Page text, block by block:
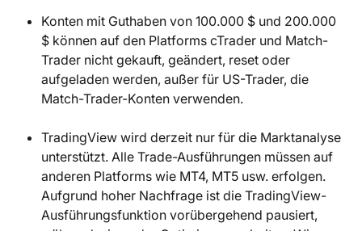
Konten mit Guthaben von 100.000 $ und 200.000
$ können auf den Platforms cTrader und Match-
Trader nicht gekauft, geändert, reset oder
aufgeladen werden, außer für US-Trader, die
Match-Trader-Konten verwenden.
TradingView wird derzeit nur für die Marktanalyse
unterstützt. Alle Trade-Ausführungen müssen auf
anderen Platforms wie MT4, MT5 usw. erfolgen.
Aufgrund hoher Nachfrage ist die TradingView-
Ausführungsfunktion vorübergehend pausiert,